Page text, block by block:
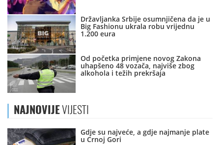
Državljanka Srbije osumnjičena da je u
Big Fashionu ukrala robu vrijednu
1.200 eura
Od početka primjene novog Zakona
uhapšeno 48 vozača, najviše zbog
alkohola i težih prekršaja
NAJNOVIJEVIJESTI
Gdje su najveće, a gdje najmanje plate
u Crnoj Gori